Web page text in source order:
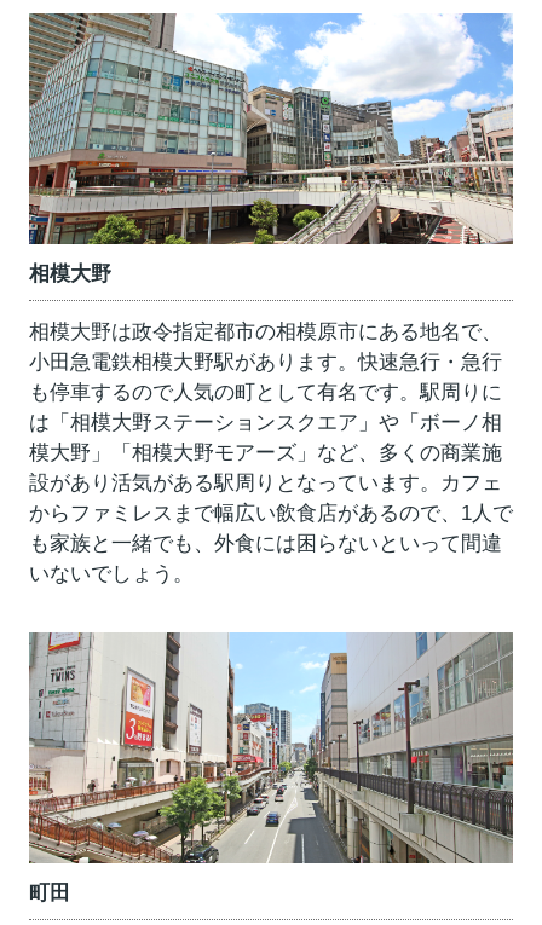
相模大野
相模大野は政令指定都市の相模原市にある地名で、
小田急電鉄相模大野駅があります。快速急行・急行
も停車するので人気の町として有名です。駅周りに
は「相模大野ステーションスクエア」や「ボーノ相
模大野」「相模大野モアーズ」など、多くの商業施
設があり活気がある駅周りとなっています。カフェ
からファミレスまで幅広い飲食店があるので、1人で
も家族と一緒でも、外食には困らないといって間違
いないでしょう。
町田